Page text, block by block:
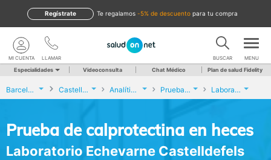
te regalamos -5% de descuento para tu compra
Regístrate
LLAMAR
MI CUENTA BUSCAR MENU
Especialidades Videoconsulta Chat Médico Plan de salud Fidelity
Barcelona Castelldefels Analíticas y Genética Prueba de calprotectina en heces Laboratorio Echevarne Castelldefels
Prueba de calprotectina en heces
Laboratorio Echevarne Castelldefels